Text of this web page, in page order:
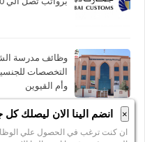
× انضم الينا الان ليصلك كل
ان كنت ترغب في الحصول علي
وظائف مدرسة
التخصصات
وأم القيوين
يعلن بنك